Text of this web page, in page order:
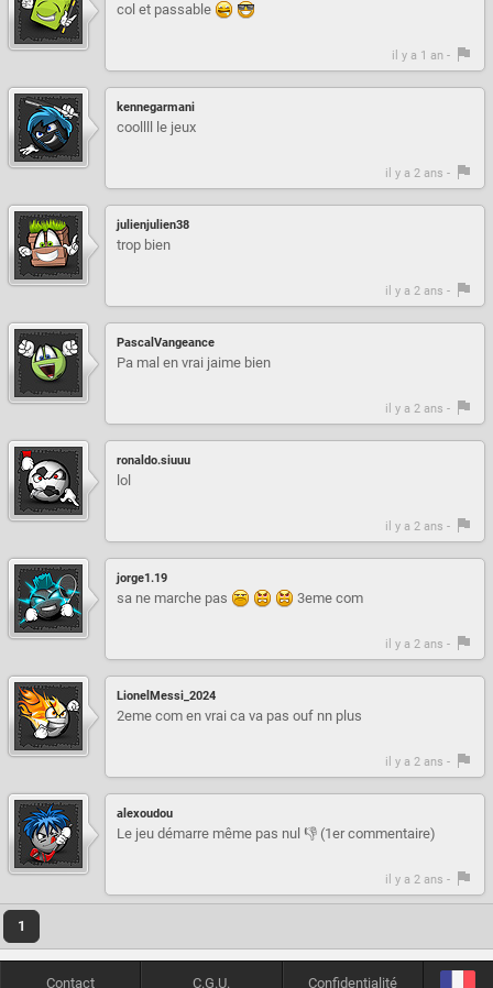
col et passable
il y a 1 an -
kennegarmani
coollll le jeux
il y a 2 ans -
julienjulien38
trop bien
il y a 2 ans -
PascalVangeance
Pa mal en vrai jaime bien
il y a 2 ans -
ronaldo.siuuu
lol
il y a 2 ans -
jorge1.19
sa ne marche pas 3eme com
il y a 2 ans -
LionelMessi_2024
2eme com en vrai ca va pas ouf nn plus
il y a 2 ans -
alexoudou
Le jeu démarre même pas nul 👎 (1er commentaire)
il y a 2 ans -
1
Contact C.G.U. Confidentialité